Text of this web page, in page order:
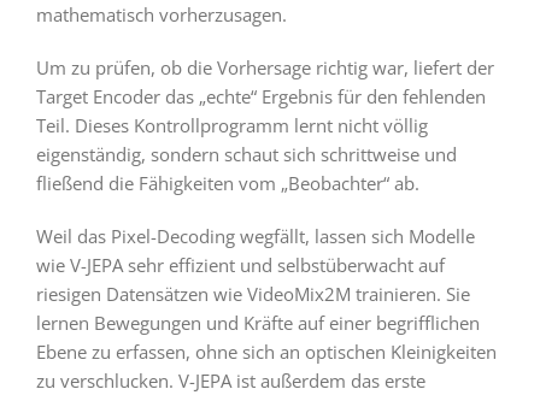
mathematisch vorherzusagen.
Um zu prüfen, ob die Vorhersage richtig war, liefert der
Target Encoder das „echte“ Ergebnis für den fehlenden
Teil. Dieses Kontrollprogramm lernt nicht völlig
eigenständig, sondern schaut sich schrittweise und
fließend die Fähigkeiten vom „Beobachter“ ab.
Weil das Pixel-Decoding wegfällt, lassen sich Modelle
wie V-JEPA sehr effizient und selbstüberwacht auf
riesigen Datensätzen wie VideoMix2M trainieren. Sie
lernen Bewegungen und Kräfte auf einer begrifflichen
Ebene zu erfassen, ohne sich an optischen Kleinigkeiten
zu verschlucken. V-JEPA ist außerdem das erste